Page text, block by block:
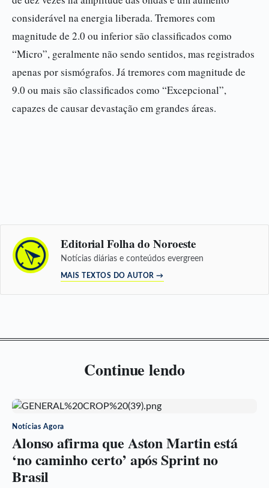
considerável na energia liberada. Tremores com
magnitude de 2.0 ou inferior são classificados como
“Micro”, geralmente não sendo sentidos, mas registrados
apenas por sismógrafos. Já tremores com magnitude de
9.0 ou mais são classificados como “Excepcional”,
capazes de causar devastação em grandes áreas.
Editorial Folha do Noroeste
Notícias diárias e conteúdos evergreen
MAIS TEXTOS DO AUTOR →
Continue lendo
Notícias Agora
Alonso afirma que Aston Martin está
‘no caminho certo’ após Sprint no
Brasil